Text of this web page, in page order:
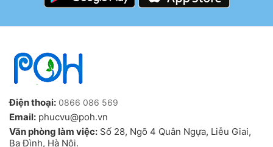
Điện thoại: 0866 086 569
Email: phucvu@poh.vn
Văn phòng làm việc: Số 28, Ngõ 4 Quân Ngựa, Liễu Giai,
Ba Đình, Hà Nội.